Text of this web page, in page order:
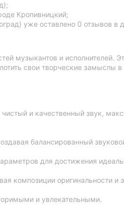
Кропивницкий;
уже оставлено 0 отзывов в
музыкантов и исполнителей.
свои творческие замыслы в
и качественный звук,
балансированный
для достижения
композиции оригинальности и
и увлекательными.